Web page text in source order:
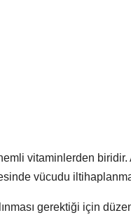
vitaminlerden
vücudu
gerektiği için